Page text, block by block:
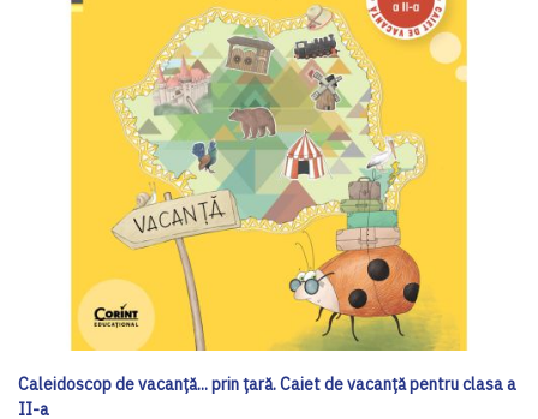
Caleidoscop de vacanță... prin țară. Caiet de vacanță pentru clasa a
II-a